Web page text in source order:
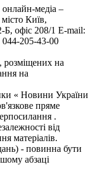
медіа –
Київ,
офіс 208/1 E-mail:
205-43-00
розміщених на
на
« Новини України
пряме
.
від
матеріалів.
- повинна бути
абзаці